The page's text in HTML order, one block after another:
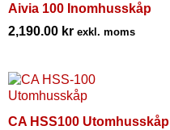
Aivia 100 Inomhusskåp
2,190.00 kr exkl. moms
CA HSS100 Utomhusskåp